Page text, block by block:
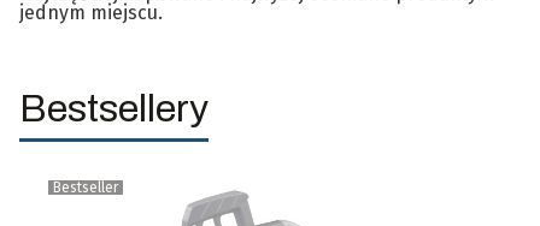
jednym miejscu.
Bestsellery
Bestseller